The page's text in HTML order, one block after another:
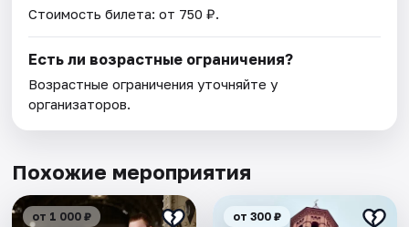
Стоимость билета: от 750 ₽.
Есть ли возрастные ограничения?
Возрастные ограничения уточняйте у
организаторов.
Похожие мероприятия
от 1 000 ₽ от 300 ₽